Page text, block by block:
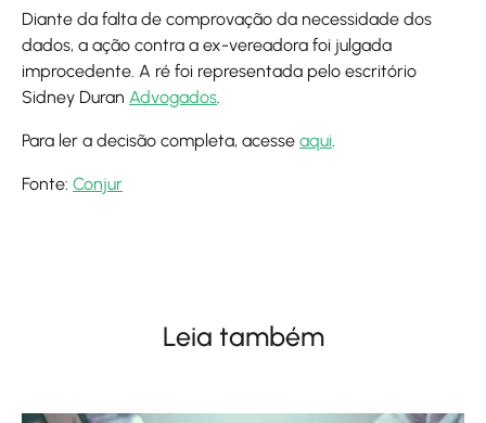
Diante da falta de comprovação da necessidade dos
dados, a ação contra a ex-vereadora foi julgada
improcedente. A ré foi representada pelo escritório
Sidney Duran Advogados.
Para ler a decisão completa, acesse aqui.
Fonte: Conjur
Leia também